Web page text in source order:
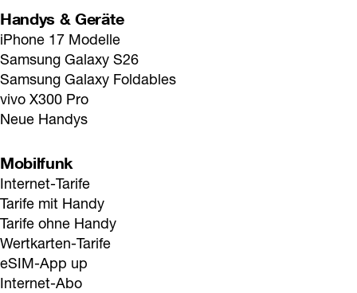
Handys & Geräte
iPhone 17 Modelle
Samsung Galaxy S26
Samsung Galaxy Foldables
vivo X300 Pro
Neue Handys
Mobilfunk
Internet-Tarife
Tarife mit Handy
Tarife ohne Handy
Wertkarten-Tarife
eSIM-App up
Internet-Abo